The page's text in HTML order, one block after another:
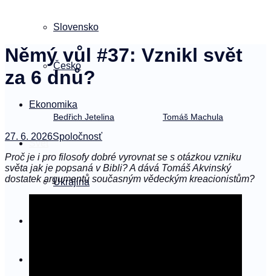
Slovensko
Česko
Ekonomika
Svet
Ukrajina
Němý vůl #37: Vznikl svět
za 6 dnů?
Bedřich Jetelina Tomáš Machula
27. 6. 2026Spoločnosť
Proč je i pro filosofy dobré vyrovnat se s otázkou vzniku
světa jak je popsaná v Bibli? A dává Tomáš Akvinský
dostatek argumentů současným vědeckým kreacionistům?